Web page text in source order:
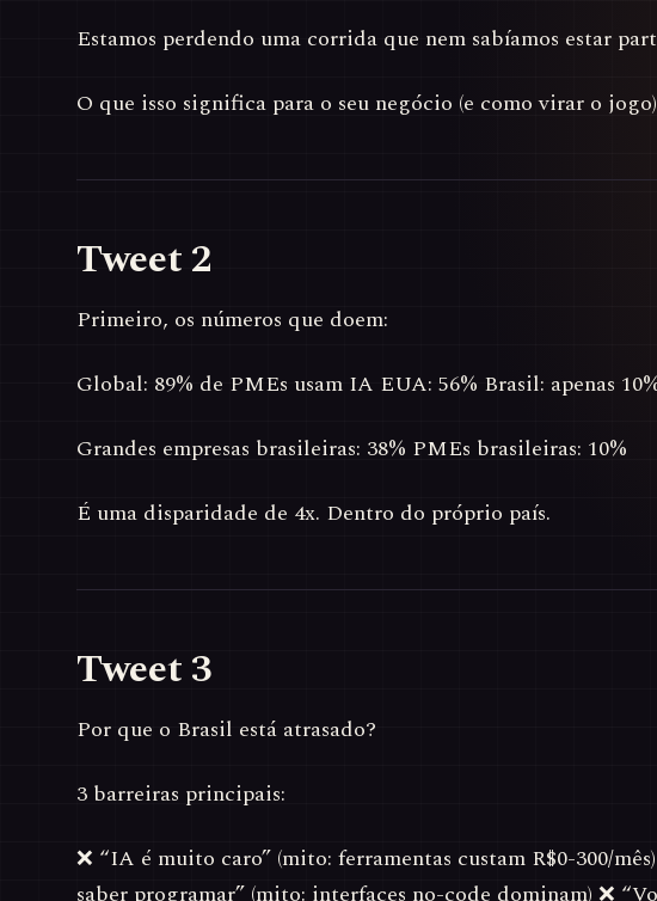
Estamos perdendo uma corrida que nem sabíamos estar
O que isso significa para o seu negócio (e como virar o
Tweet 2
Primeiro, os números que doem:
Global: 89% de PMEs usam IA EUA: 56% Brasil: apenas
Grandes empresas brasileiras: 38% PMEs brasileiras: 10%
É uma disparidade de 4x. Dentro do próprio país.
Tweet 3
Por que o Brasil está atrasado?
3 barreiras principais:
❌ “IA é muito caro” (mito: ferramentas custam R$0-300/
saber programar” (mito: interfaces no-code dominam) ❌